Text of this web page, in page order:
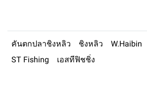
คันตกปลาชิงหลิว ชิงหลิว W.Haibin
ST Fishing
เอสทีฟิชชิ่ง